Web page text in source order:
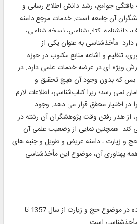
جوامع، رشد دانش اطلاع رسانی و
آن جامعه است. خدمات مرجع دامنه
دانشنامه، کتاب‌شناسی، نسخه شناسی،
مأخذشناسی به عنوان یکی از
تنظیم و اشاعه منابع مکتوب در حوزه
ویژه ای در عرضه خدمات علمی دارد. در
بس که بدون وجود آن هیچ تحقیق و
نمی رسد؛ زیرا کتاب‌شناسی، اطلاعات لازم
اختیار محقق قرار می دهد. وجود
از هدر رفتن وقت پژوهشگران آن رشته در
کند. همچنین نمایی از وضعیت علمی آن
و زیارت ، دامنه عریض و طویل و جنبه های
پهناوری آن، موضوع این مأخذشناسی
کتاب های منتشر شده در موضوع حج و زیارت از سال 1357 تا